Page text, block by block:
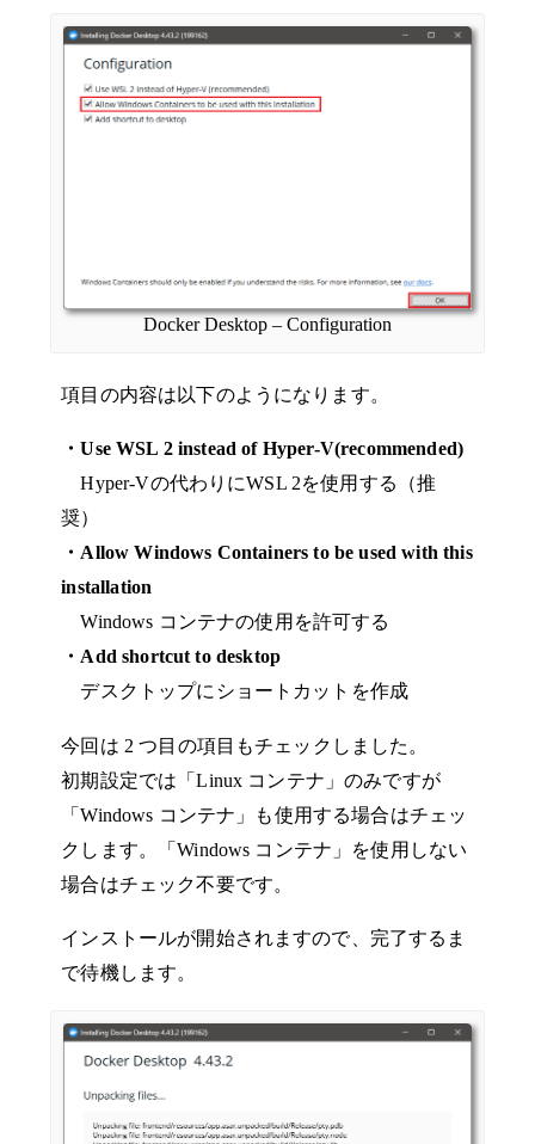
Docker Desktop – Configuration
項目の内容は以下のようになります。
・Use WSL 2 instead of Hyper-V(recommended)
Hyper-Vの代わりにWSL 2を使用する（推
奨）
・Allow Windows Containers to be used with this
installation
Windows コンテナの使用を許可する
・Add shortcut to desktop
デスクトップにショートカットを作成
今回は 2 つ目の項目もチェックしました。
初期設定では「Linux コンテナ」のみですが
「Windows コンテナ」も使用する場合はチェッ
クします。「Windows コンテナ」を使用しない
場合はチェック不要です。
インストールが開始されますので、完了するま
で待機します。